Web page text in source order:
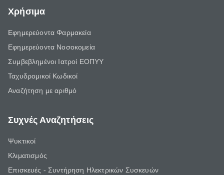
Χρήσιμα
Εφημερεύοντα Φαρμακεία
Εφημερεύοντα Νοσοκομεία
Συμβεβλημένοι Ιατροί ΕΟΠΥΥ
Ταχυδρομικοί Κωδικοί
Αναζήτηση με αριθμό
Συχνές Αναζητήσεις
Ψυκτικοί
Κλιματισμός
Επισκευές - Συντήρηση Ηλεκτρικών Συσκευών